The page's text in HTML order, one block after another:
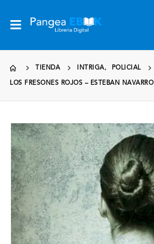
TIENDA INTRIGA, POLICIAL
LOS FRESONES ROJOS – ESTEBAN NAVARRO